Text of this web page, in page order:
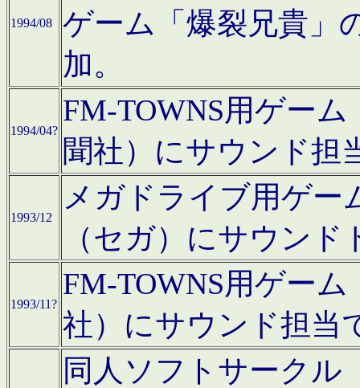
1994/08
ゲーム「爆裂兄貴」
加。
1994/04?
FM-TOWNS用ゲー
聞社）にサウンド担
1993/12
メガドライブ用ゲー
（セガ）にサウン
1993/11?
FM-TOWNS用ゲー
社）にサウンド担当
同人ソフトサークル